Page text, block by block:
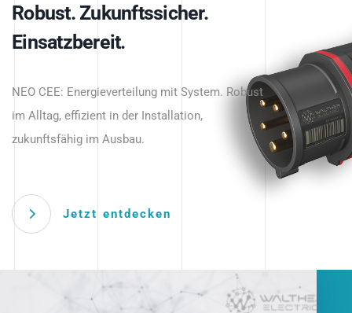
Intelligente Stromverteilung
beginnt hier.
Robust. Zukunftssicher.
Einsatzbereit.
NEO CEE: Energieverteilung mit System. Robust
im Alltag, effizient in der Installation,
zukunftsfähig im Ausbau.
Jetzt entdecken
Intelligenz trifft Energie.
Anwendungen – robust, IP-geschützt und
zukunftsfähig.